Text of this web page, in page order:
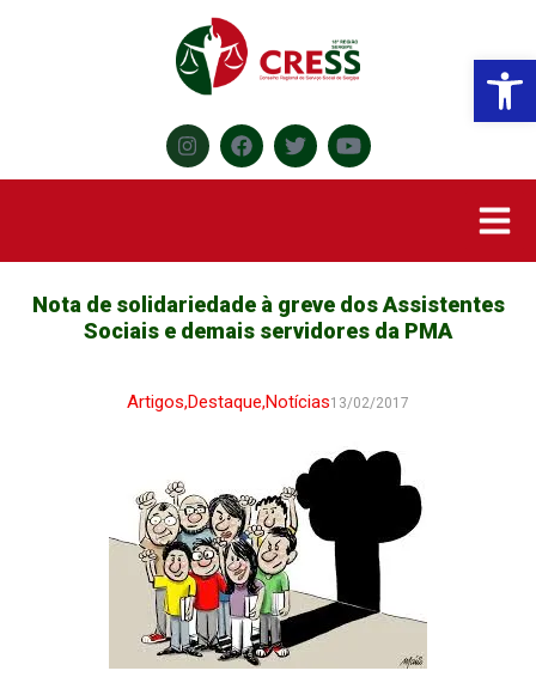
Nota de solidariedade à greve dos Assistentes
Sociais e demais servidores da PMA
Artigos,Destaque,Notícias13/02/2017